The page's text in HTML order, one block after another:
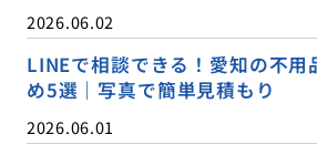
2026.06.02
LINEで相談できる！愛知の不用
め5選｜写真で簡単見積もり
2026.06.01